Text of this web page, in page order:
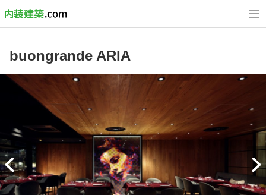
buongrande ARIA